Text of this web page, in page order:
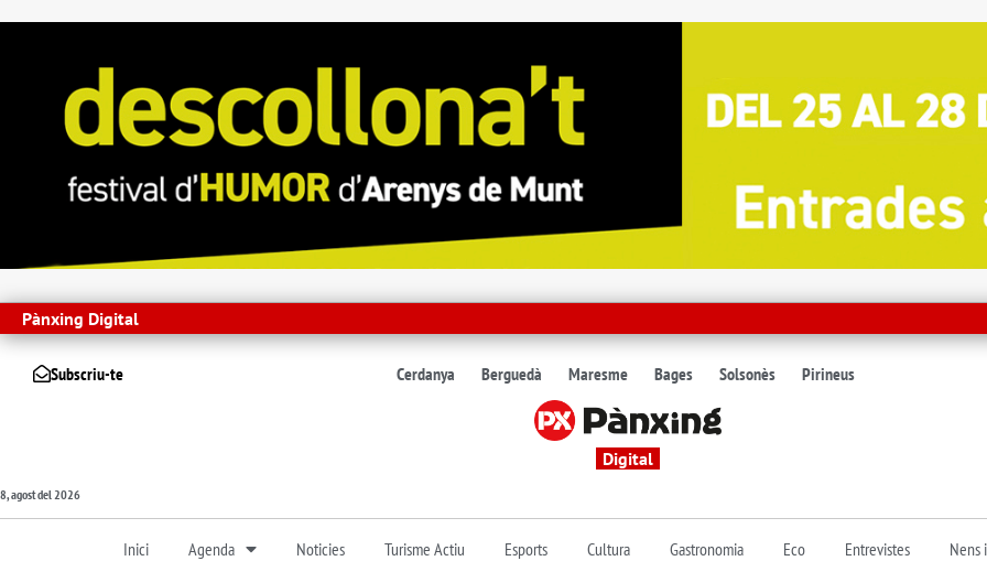
Pànxing Digital
Subscriu-te Cerdanya Berguedà Maresme Bages Solsonès Pirineus
Digital
8, agost del 2026
Inici Agenda Noticies Turisme Actiu Esports Cultura Gastronomia Eco Entrevistes Nens